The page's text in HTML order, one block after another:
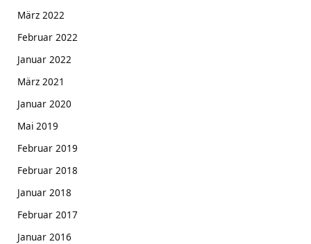
März 2022
Februar 2022
Januar 2022
März 2021
Januar 2020
Mai 2019
Februar 2019
Februar 2018
Januar 2018
Februar 2017
Januar 2016